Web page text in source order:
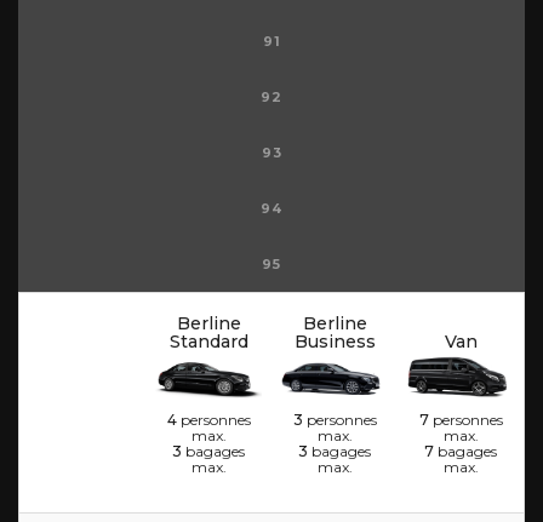
91
92
93
94
95
Berline
Standard
4personnes
max.
3 bagages
max.
Berline
Business
3 personnes
max.
3 bagages
max.
Van
7personnes
max.
7 bagages
max.